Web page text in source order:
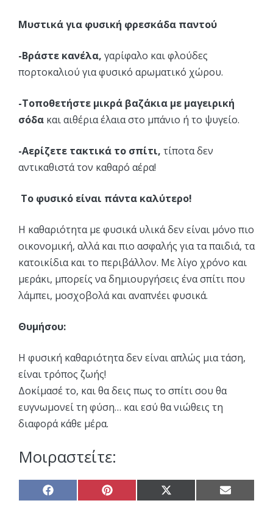
Μυστικά για φυσική φρεσκάδα παντού
-Βράστε κανέλα, γαρίφαλο και φλούδες
πορτοκαλιού για φυσικό αρωματικό χώρου.
-Τοποθετήστε μικρά βαζάκια με μαγειρική
σόδα και αιθέρια έλαια στο μπάνιο ή το ψυγείο.
-Αερίζετε τακτικά το σπίτι, τίποτα δεν
αντικαθιστά τον καθαρό αέρα!
Το φυσικό είναι πάντα καλύτερο!
Η καθαριότητα με φυσικά υλικά δεν είναι μόνο πιο
οικονομική, αλλά και πιο ασφαλής για τα παιδιά, τα
κατοικίδια και το περιβάλλον. Με λίγο χρόνο και
μεράκι, μπορείς να δημιουργήσεις ένα σπίτι που
λάμπει, μοσχοβολά και αναπνέει φυσικά.
Θυμήσου:
Η φυσική καθαριότητα δεν είναι απλώς μια τάση,
είναι τρόπος ζωής!
Δοκίμασέ το, και θα δεις πως το σπίτι σου θα
ευγνωμονεί τη φύση… και εσύ θα νιώθεις τη
διαφορά κάθε μέρα.
Μοιραστείτε:
Share Share Share Share